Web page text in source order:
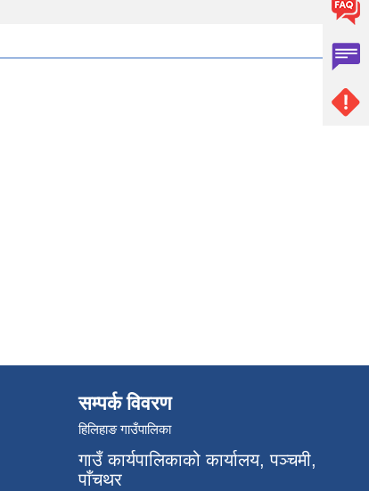
सम्पर्क विवरण
हिलिहाङ गाउँपालिका
गाउँ कार्यपालिकाको कार्यालय, पञ्चमी,
पाँचथर